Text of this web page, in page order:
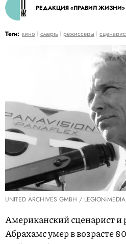
РЕДАКЦИЯ «ПРАВИЛ ЖИЗНИ»
Теги: кино смерть режиссеры
UNITED ARCHIVES GMBH / LEGION-MEDIA
Американский сценарист
Абрахамс умер в возрасте